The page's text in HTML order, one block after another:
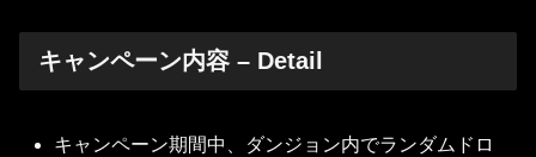
キャンペーン内容 – Detail
キャンペーン期間中、ダンジョン内でランダムドロ